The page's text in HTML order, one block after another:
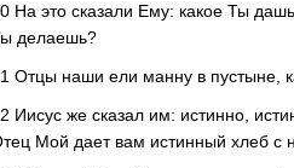
На это сказали Ему: какое Ты
делаешь?
Отцы наши ели манну в пустыне,
Иисус же сказал им: истинно,
Мой дает вам истинный хлеб с